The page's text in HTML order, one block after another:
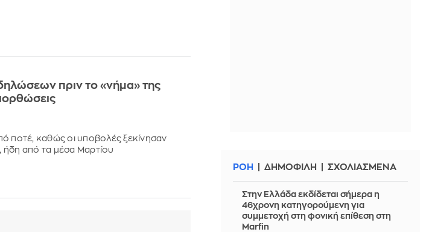
πριν το «νήμα» της
ποτέ, καθώς οι υποβολές ξεκίνησαν
από τα μέσα Μαρτίου
ΡΟΗ ΔΗΜΟΦΙΛΗ ΣΧΟΛΙΑΣΜΕΝΑ
Στην Ελλάδα εκδίδεται σήμερα η
46χρονη κατηγορούμενη για
συμμετοχή στη φονική επίθεση στη
Marfin